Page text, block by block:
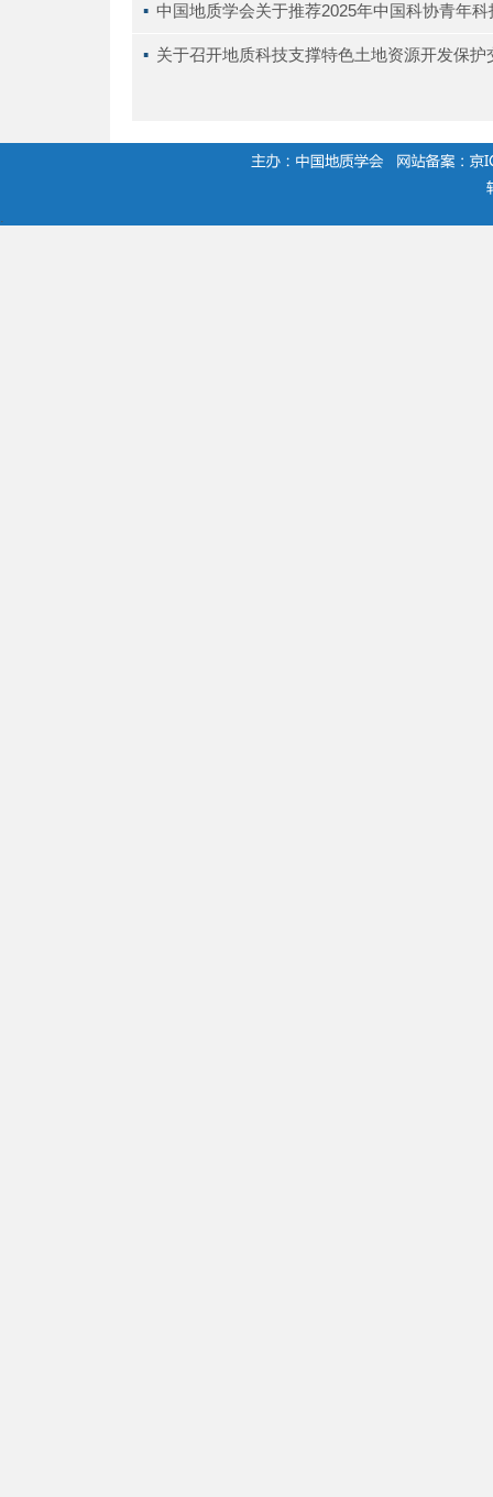
▪ 中国地质学会关于推荐2025年中国科协青年
▪ 关于召开地质科技支撑特色土地资源开发保护
.